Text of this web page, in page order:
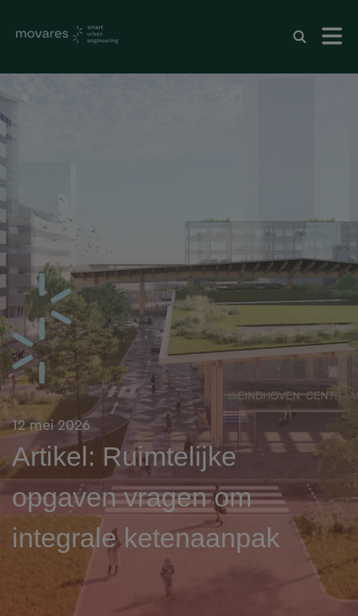
12 mei 2026
Artikel: Ruimtelijke
opgaven vragen om
integrale ketenaanpak